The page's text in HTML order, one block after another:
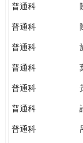
普通科
普通科
普通科
普通科
普通科
普通科
普通科